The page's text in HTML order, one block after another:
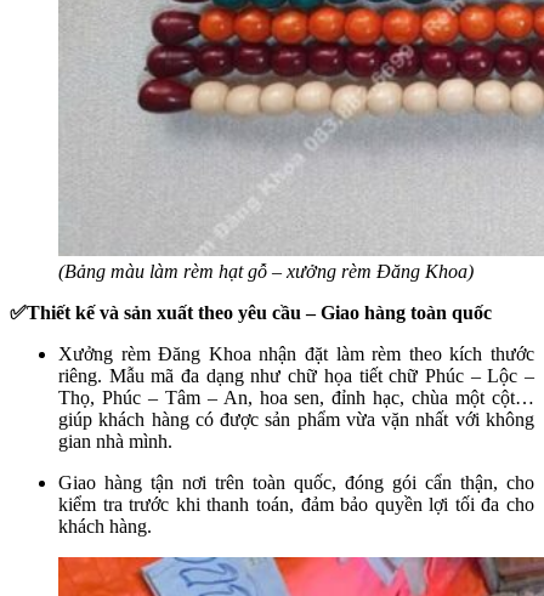
(Bảng màu làm rèm hạt gỗ – xưởng rèm Đăng Khoa)
✅Thiết kế và sản xuất theo yêu cầu – Giao hàng toàn quốc
Xưởng rèm Đăng Khoa nhận đặt làm rèm theo kích thước
riêng. Mẫu mã đa dạng như chữ họa tiết chữ Phúc – Lộc –
Thọ, Phúc – Tâm – An, hoa sen, đỉnh hạc, chùa một cột…
giúp khách hàng có được sản phẩm vừa vặn nhất với không
gian nhà mình.
Giao hàng tận nơi trên toàn quốc, đóng gói cẩn thận, cho
kiểm tra trước khi thanh toán, đảm bảo quyền lợi tối đa cho
khách hàng.